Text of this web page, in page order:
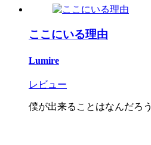
ここにいる理由
Lumire
レビュー
僕が出来ることはなんだろう